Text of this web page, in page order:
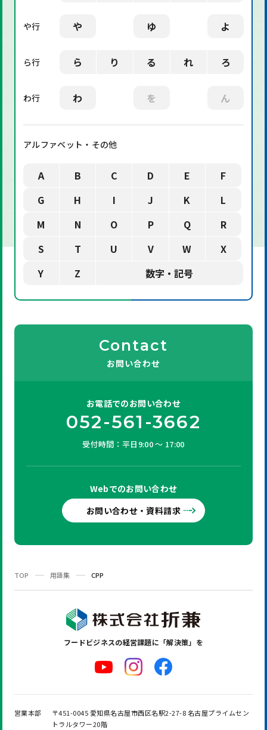
や行 や ゆ よ
ら行 ら り る れ ろ
わ行 わ を ん
アルファベット・その他
A B C D E
F
G
H I J K
L
M
N O P Q
R
S
T U V W
X
Y
Z 数字・記号
Contact
お問い合わせ
お電話でのお問い合わせ
052-561-3662
受付時間：平日9:00 ～ 17:00
Webでのお問い合わせ
お問い合わせ・資料請求
TOP 用語集 CPP
フードビジネスの経営課題に「解決策」を
営業本部
〒451-0045 愛知県名古屋市西区名駅2-27-8 名古屋プライムセン
トラルタワー20階